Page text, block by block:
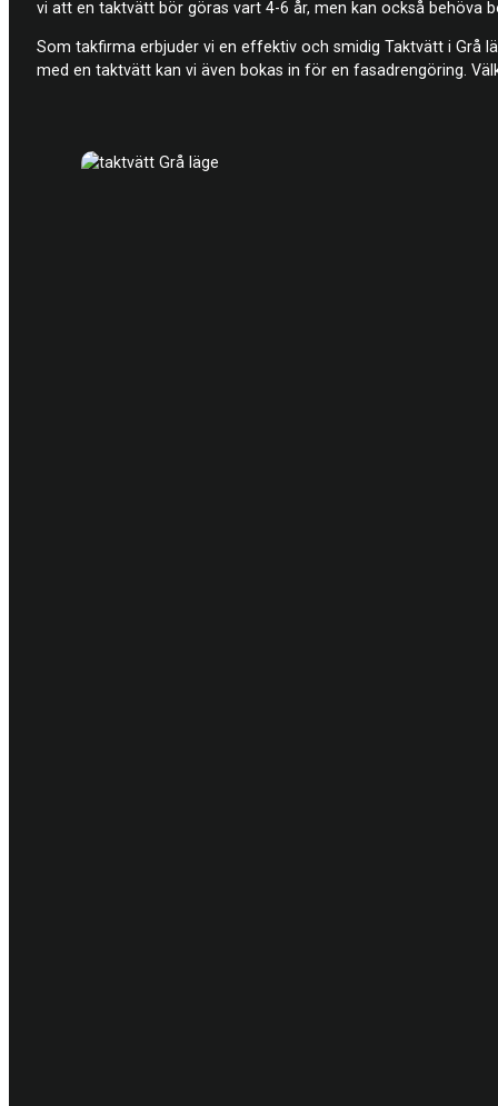
vi att en taktvätt bör göras vart 4-6 år, men kan också behöva
Som takfirma erbjuder vi en effektiv och smidig Taktvätt i Grå
med en taktvätt kan vi även bokas in för en fasadrengöring.